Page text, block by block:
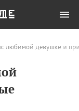
любимой девушке и
Все